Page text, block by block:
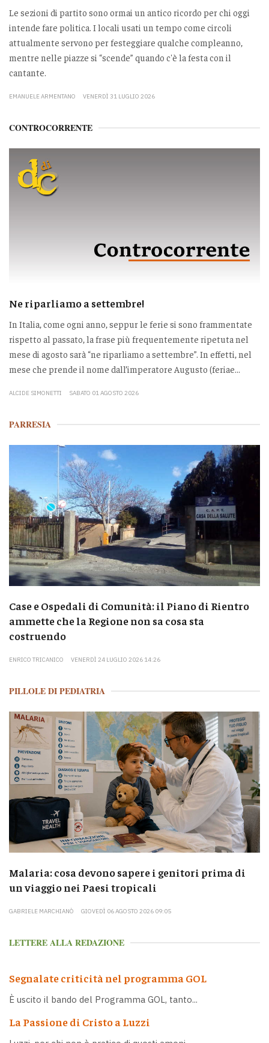
Le sezioni di partito sono ormai un antico ricordo per chi oggi
intende fare politica. I locali usati un tempo come circoli
attualmente servono per festeggiare qualche compleanno,
mentre nelle piazze si “scende” quando c'è la festa con il
cantante.
EMANUELE ARMENTANO VENERDÌ 31 LUGLIO 2026
CONTROCORRENTE
Ne riparliamo a settembre!
In Italia, come ogni anno, seppur le ferie si sono frammentate
rispetto al passato, la frase più frequentemente ripetuta nel
mese di agosto sarà “ne riparliamo a settembre”. In effetti, nel
mese che prende il nome dall’imperatore Augusto (feriae...
ALCIDE SIMONETTI SABATO 01 AGOSTO 2026
PARRESIA
Case e Ospedali di Comunità: il Piano di Rientro
ammette che la Regione non sa cosa sta
costruendo
ENRICO TRICANICO VENERDÌ 24 LUGLIO 2026 14:26
PILLOLE DI PEDIATRIA
Malaria: cosa devono sapere i genitori prima di
un viaggio nei Paesi tropicali
GABRIELE MARCHIANÒ GIOVEDÌ 06 AGOSTO 2026 09:05
LETTERE ALLA REDAZIONE
Segnalate criticità nel programma GOL
È uscito il bando del Programma GOL, tanto...
La Passione di Cristo a Luzzi